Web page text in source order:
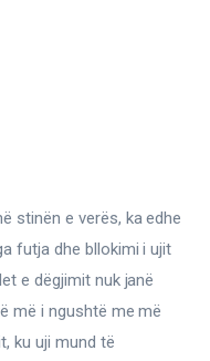
stinën e verës, ka edhe
futja dhe bllokimi i ujit
e dëgjimit nuk janë
më i ngushtë me më
ku uji mund të